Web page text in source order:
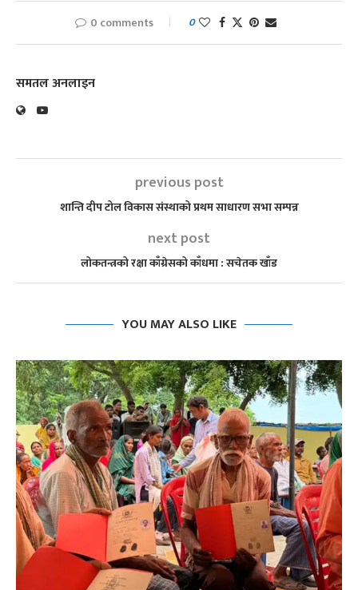
0 comments 0
समतल अनलाइन
previous post
शान्ति दीप टोल विकास संस्थाको प्रथम साधारण सभा सम्पन्न
next post
लोकतन्त्रको रक्षा काँग्रेसको काँधमा : सचेतक खाँड
YOU MAY ALSO LIKE